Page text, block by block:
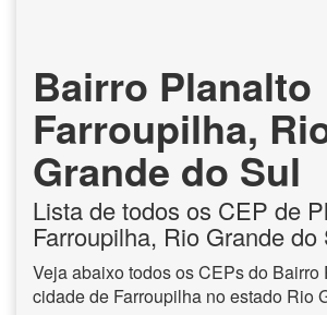
Bairro Planalto
Farroupilha,
Grande do Sul
Lista de todos os CEP de
Farroupilha, Rio Grande do
Veja abaixo todos os CEPs do Bairro
cidade de Farroupilha no estado Rio